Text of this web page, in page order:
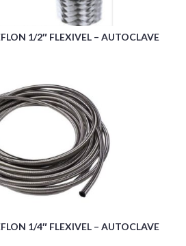
1/2″ FLEXIVEL – AUTOCLAVE
1/4″ FLEXIVEL – AUTOCLAVE